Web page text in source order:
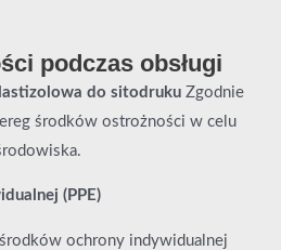
podczas obsługi
do sitodruku Zgodnie
środków ostrożności w celu
(PPE)
ochrony indywidualnej